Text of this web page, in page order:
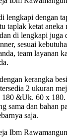
lengkapi dengan
taplak ketat aneka
di lengkapi juga
sesuai
team layanan
kerangka
2 ukuran
&Uk. 60 x 180.
sama dan bahan
saja.